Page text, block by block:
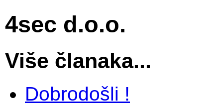
4sec d.o.o.
Više članaka...
Dobrodošli !